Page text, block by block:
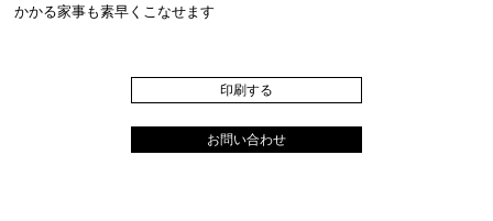
かかる家事も素早くこなせます
印刷する
お問い合わせ